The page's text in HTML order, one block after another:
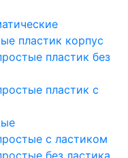
пластик корпус
пластик без
пластик с
с ластиком
без ластика